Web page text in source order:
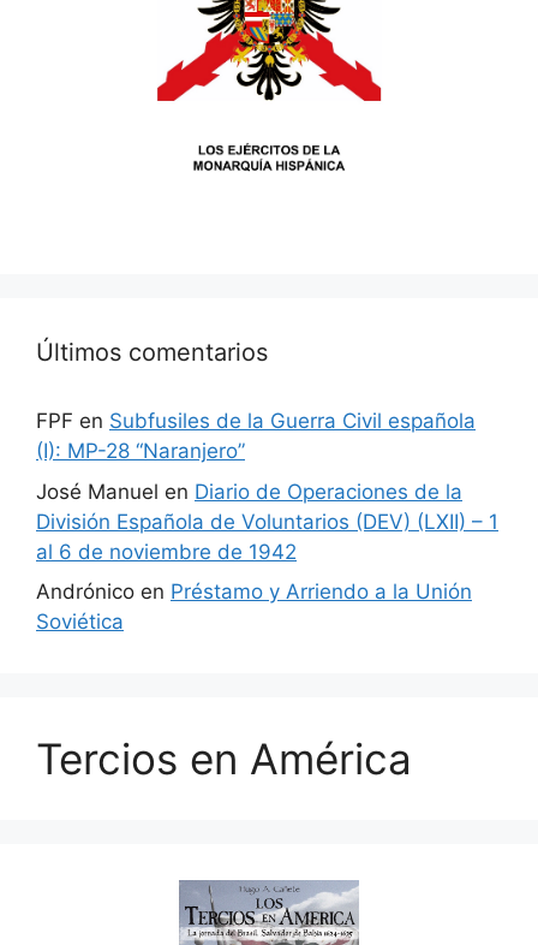
Últimos comentarios
FPF en Subfusiles de la Guerra Civil española
(I): MP-28 “Naranjero”
José Manuel en Diario de Operaciones de la
División Española de Voluntarios (DEV) (LXII) – 1
al 6 de noviembre de 1942
Andrónico en Préstamo y Arriendo a la Unión
Soviética
Tercios en América